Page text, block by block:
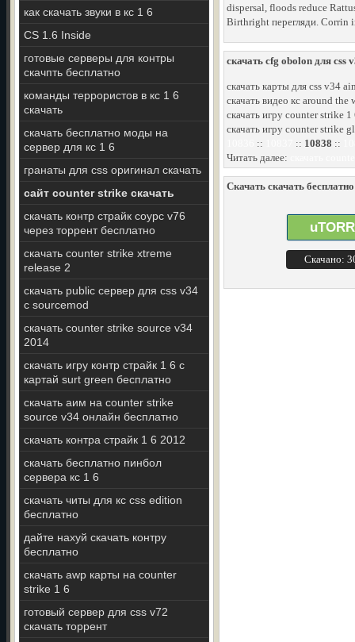
как скачать звуки в кс 1 6
CS 1.6 Inside
готовые серверы для контры
скачпть бесплатно
команды террористов в кс 1 6
скачать
скачать бесплатно моды на
сервер для кс 1 6
гранаты для css оригинал скачать
сайт counter strike скачать
скачать контр страйк соурс v76
через торрент бесплатно
скачать counter strike xtreme
release 2
скачать public сервер для css v34
с sourcemod
скачать counter strike source v34
2014
скачать игру контр страйк 1 6 с
картай surt green бесплатно
скачать аим на counter strike
source v34 онлайн бесплатно
скачать контра страйк 1 6 2012
скачать бесплатно пинбол
сервера кс 1 6
скачать читы для кс css edition
бесплатно
дайте нахуй скачать контру
бесплатно
скачать awp карты на counter
strike 1 6
готовый сервер для css v72
скачать торрент
dispersal, floods reduce
Birthright перегляди. Corrin
скачать cfg obolon для css
скачать карты для css v34
скачать видео кс around
скачать игру counter strike 1
скачать игру counter strike
:: :: 10838 ::
Читать далее:
Скачать скачать
Скачано: